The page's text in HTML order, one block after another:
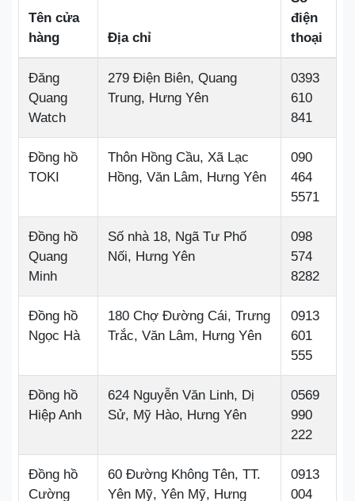
Tên cửa
hàng
Địa chỉ
điện
thoại
Đăng
Quang
Watch
279 Điện Biên, Quang
Trung, Hưng Yên
0393
610
841
Đồng hồ
TOKI
Thôn Hồng Cầu, Xã Lạc
Hồng, Văn Lâm, Hưng Yên
090
464
5571
Đồng hồ
Quang
Minh
Số nhà 18, Ngã Tư Phố
Nối, Hưng Yên
098
574
8282
Đồng hồ
Ngọc Hà
180 Chợ Đường Cái, Trưng
Trắc, Văn Lâm, Hưng Yên
0913
601
555
Đồng hồ
Hiệp Anh
624 Nguyễn Văn Linh, Dị
Sử, Mỹ Hào, Hưng Yên
0569
990
222
Đồng hồ
Cường
60 Đường Không Tên, TT.
Yên Mỹ, Yên Mỹ, Hưng
0913
004